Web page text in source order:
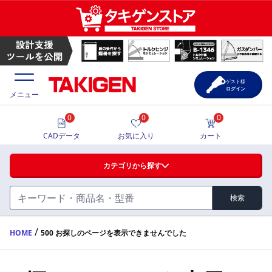
ハンドル・取手・つまみ・周辺機器
FA・A
蝶番・ステー・周辺機器
価格一覧
製品カタログ
メニュー
カテゴリから探す
検索
0
CADデータ
0
お気に入り
0
カート
ゲスト様
ログイン
HOME / 500 お探しのページを表示できませんでした